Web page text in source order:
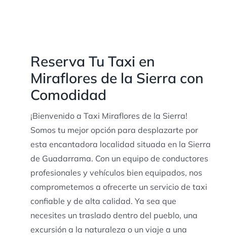
Reserva Tu Taxi en
Miraflores de la Sierra con
Comodidad
¡Bienvenido a Taxi Miraflores de la Sierra!
Somos tu mejor opción para desplazarte por
esta encantadora localidad situada en la Sierra
de Guadarrama. Con un equipo de conductores
profesionales y vehículos bien equipados, nos
comprometemos a ofrecerte un servicio de taxi
confiable y de alta calidad. Ya sea que
necesites un traslado dentro del pueblo, una
excursión a la naturaleza o un viaje a una